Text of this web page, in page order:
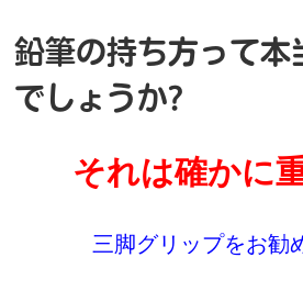
鉛筆の持ち方って本
でしょうか?
それは確かに
三脚グリップをお勧